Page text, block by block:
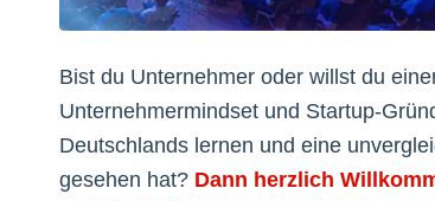
Bist du Unternehmer oder willst du
Unternehmermindset und Startup-
Deutschlands lernen und eine
gesehen hat? Dann herzlich